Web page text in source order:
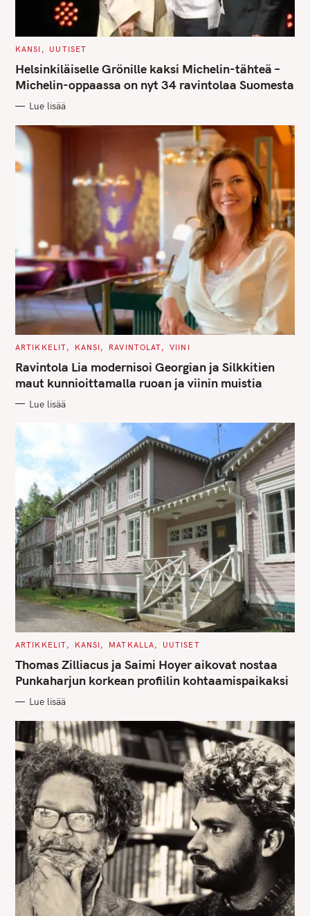
C
T
E
G
O
I
S
KANSI UUTISET
Helsinkiläiselle Grönille kaksi Michelin-tähteä –
Michelin-oppaassa on nyt 34 ravintolaa Suomesta
Lue lisää
C
T
E
G
O
I
ARTIKKELIT KANSI RAVINTOLAT VIINI
Ravintola Lia modernisoi Georgian ja Silkkitien
maut kunnioittamalla ruoan ja viinin muistia
Lue lisää
C
T
E
G
O
I
S
ARTIKKELIT KANSI MATKALLA UUTISET
Thomas Zilliacus ja Saimi Hoyer aikovat nostaa
Punkaharjun korkean profiilin kohtaamispaikaksi
Lue lisää
h
o
: